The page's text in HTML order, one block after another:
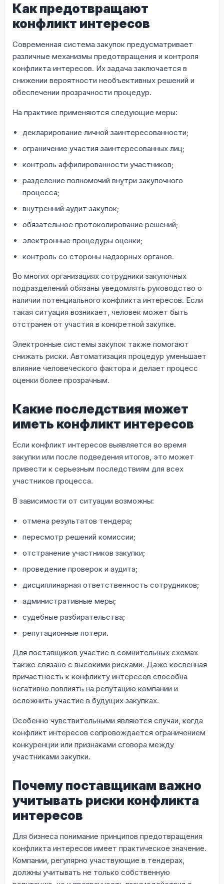
Как предотвращают
конфликт интересов
Современная система закупок предусматривает
различные механизмы предотвращения и контроля
конфликта интересов. Их задача заключается в
снижении вероятности необъективных решений и
обеспечении прозрачности процедур.
На практике применяются следующие меры:
декларирование личной заинтересованности;
ограничение участия заинтересованных лиц;
контроль аффилированности участников;
разделение полномочий внутри закупочного
процесса;
внутренний аудит закупок;
обязательное протоколирование решений;
электронные процедуры оценки;
контроль со стороны надзорных органов.
Во многих организациях сотрудники закупочных
подразделений обязаны уведомлять руководство о
наличии потенциального конфликта интересов. Если
такая ситуация возникает, человек может быть
отстранен от участия в конкретной закупке.
Электронные системы закупок также помогают
снижать риски. Автоматизация процедур уменьшает
влияние человеческого фактора и делает процесс
оценки более прозрачным.
Какие последствия может
иметь конфликт интересов
Если конфликт интересов выявляется во время
закупки или после подведения итогов, это может
привести к серьезным последствиям для всех
участников процесса.
В зависимости от ситуации возможны:
отмена результатов тендера;
пересмотр решений комиссии;
отстранение участников закупки;
проведение проверок и аудита;
дисциплинарная ответственность сотрудников;
административные меры;
судебные разбирательства;
репутационные потери.
Для поставщиков участие в сомнительных схемах
также связано с высокими рисками. Даже косвенная
причастность к конфликту интересов способна
негативно повлиять на репутацию компании и
осложнить участие в будущих закупках.
Особенно чувствительными являются случаи, когда
конфликт интересов сопровождается ограничением
конкуренции или признаками сговора между
участниками закупки.
Почему поставщикам важно
учитывать риски конфликта
интересов
Для бизнеса понимание принципов предотвращения
конфликта интересов имеет практическое значение.
Компании, регулярно участвующие в тендерах,
должны учитывать не только собственную